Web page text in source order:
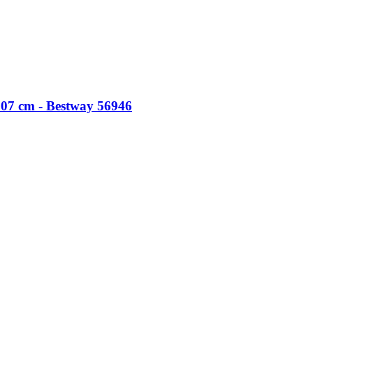
cm - Bestway 56946